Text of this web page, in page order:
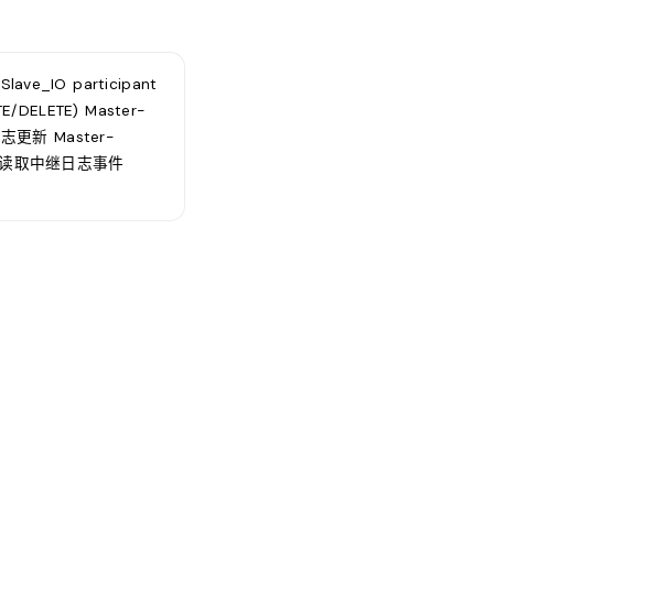
participant
DELETE) Master-
更新 Master-
取中继日志事件